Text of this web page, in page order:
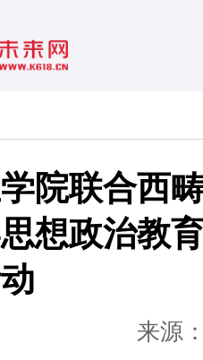
院联合西
想政治教
来源